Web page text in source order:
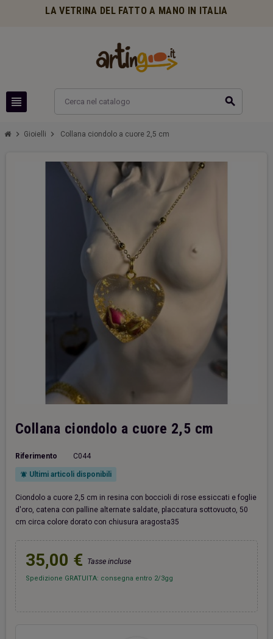
LA VETRINA DEL FATTO A MANO IN ITALIA
view_headline search
chevron_right Gioielli chevron_right Collana ciondolo a cuore 2,5 cm
Collana ciondolo a cuore 2,5 cm
Riferimento C044
notifications_active Ultimi articoli disponibili
Ciondolo a cuore 2,5 cm in resina con boccioli di rose essiccati e foglie
d'oro, catena con palline alternate saldate, placcatura sottovuoto, 50
cm circa colore dorato con chiusura aragosta35
35,00 € Tasse incluse
Spedizione GRATUITA: consegna entro 2/3gg